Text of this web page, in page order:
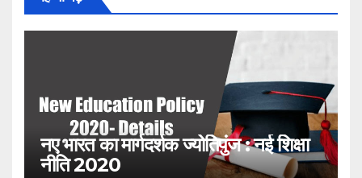
नए भारत का मार्गदर्शक ज्योतिपुंज : नई शिक्षा
नीति 2020